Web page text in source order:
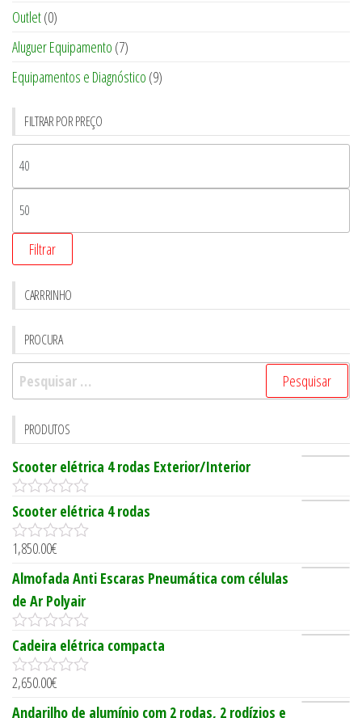
Outlet(0)
Aluguer Equipamento (7)
Equipamentos e Diagnóstico (9)
FILTRAR POR PREÇO
Filtrar
CARRRINHO
PROCURA
Pesquisar
por:
PRODUTOS
Scooter elétrica 4 rodas Exterior/Interior
0
o
u
t
f
5
Scooter elétrica 4 rodas
0
u
o
f
5
1,850.00€
Almofada Anti Escaras Pneumática com células
de Ar Polyair
0
o
u
t
f
Cadeira elétrica compacta
0
u
2,650.00€
Andarilho de alumínio com 2 rodas, 2 rodízios e